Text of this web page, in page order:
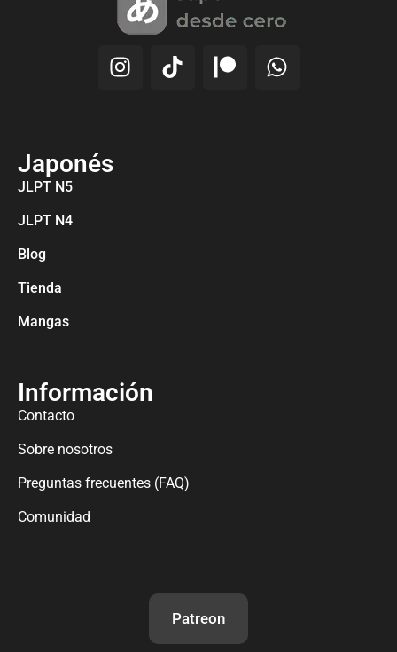
Japonés
JLPT N5
JLPT N4
Blog
Tienda
Mangas
Información
Contacto
Sobre nosotros
Preguntas frecuentes (FAQ)
Comunidad
Patreon